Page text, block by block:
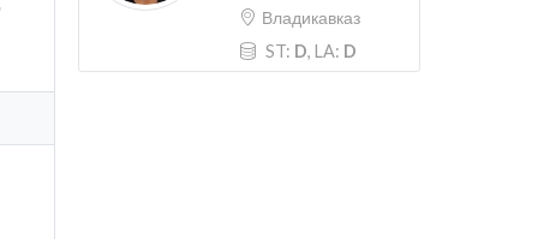
Владикавказ
ST: D, LA: D